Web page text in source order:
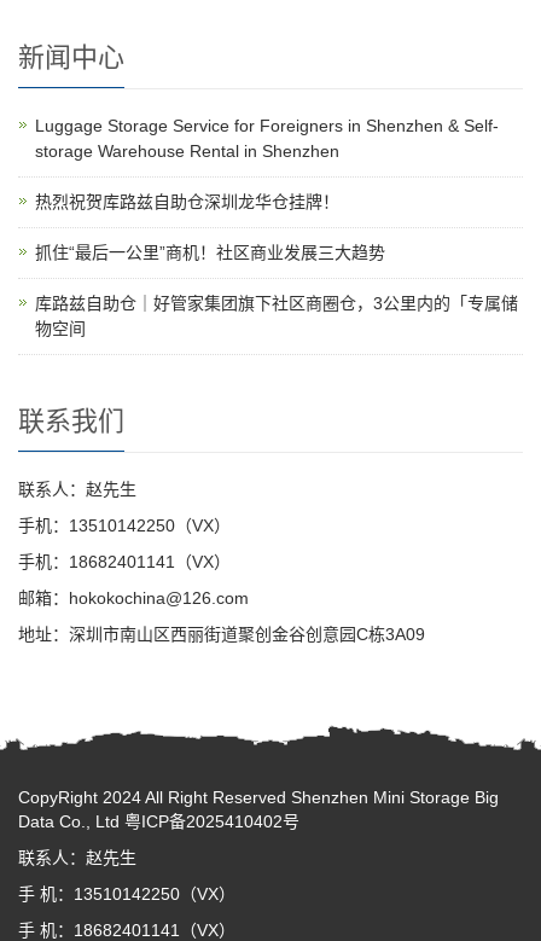
新闻中心
Luggage Storage Service for Foreigners in Shenzhen & Self-
storage Warehouse Rental in Shenzhen
热烈祝贺库路兹自助仓深圳龙华仓挂牌！
抓住“最后一公里”商机！社区商业发展三大趋势
库路兹自助仓｜好管家集团旗下社区商圈仓，3公里内的「专属储
物空间
联系我们
联系人：赵先生
手机：13510142250（VX）
手机：18682401141（VX）
邮箱：hokokochina@126.com
地址：深圳市南山区西丽街道聚创金谷创意园C栋3A09
CopyRight 2024 All Right Reserved Shenzhen Mini Storage Big
Data Co., Ltd 粤ICP备2025410402号
联系人：赵先生
手 机：13510142250（VX）
手 机：18682401141（VX）